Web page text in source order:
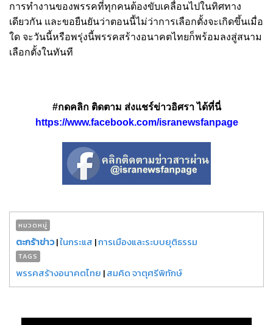
การทำงานของพรรคที่ทุกคนต้องขับเคลื่อนไปในทิศทาง
เดียวกัน และขอยืนยันว่าตอนนี้ไม่ว่าการเลือกตั้งจะเกิดขึ้นเมื่อ
ใด จะวันนี้หรือพรุ่งนี้พรรคสร้างอนาคตไทยก็พร้อมลงสู่สนาม
เลือกตั้งในทันที
#กดคลิก ติดตาม ส่งแชร์ข่าวอิศรา ได้ที่นี่
https://www.facebook.com/isranewsfanpage
หมวดหมู่
ตะกร้าข่าว|ในกระแส |การเมืองและระบบยุติธรรม
TAGS
พรรคสร้างอนาคตไทย |สมคิด จาตุศรีพิทักษ์